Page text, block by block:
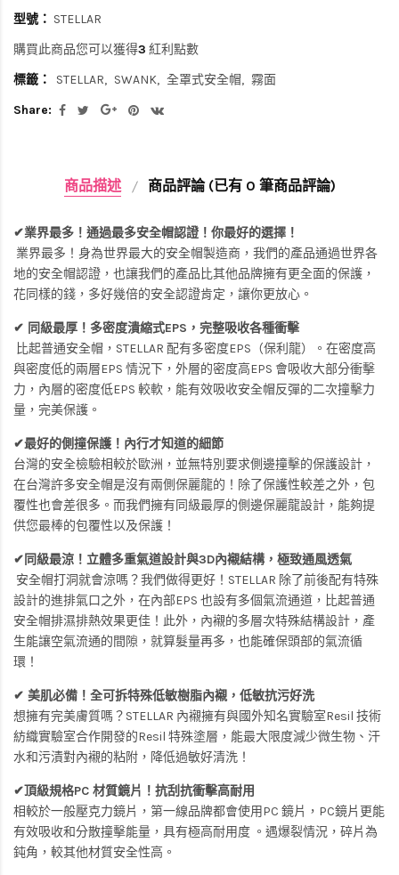
型號： STELLAR
購買此商品您可以獲得3 紅利點數
標籤：
STELLAR SWANK 全罩式安全帽
霧面
Share:
商品描述 商品評論 (已有 0 筆商品評論)
✔業界最多！通過最多安全帽認證！你最好的選擇！
業界最多！身為世界最大的安全帽製造商，我們的產品通過世界各
地的安全帽認證，也讓我們的產品比其他品牌擁有更全面的保護，
花同樣的錢，多好幾倍的安全認證肯定，讓你更放心。
✔ 同級最厚！多密度潰縮式EPS，完整吸收各種衝擊
比起普通安全帽，STELLAR 配有多密度EPS（保利龍）。在密度高
與密度低的兩層EPS 情況下，外層的密度高EPS 會吸收大部分衝擊
力，內層的密度低EPS 較軟，能有效吸收安全帽反彈的二次撞擊力
量，完美保護。
✔最好的側撞保護！內行才知道的細節
台灣的安全檢驗相較於歐洲，並無特別要求側邊撞擊的保護設計，
在台灣許多安全帽是沒有兩側保麗龍的！除了保護性較差之外，包
覆性也會差很多。而我們擁有同級最厚的側邊保麗龍設計，能夠提
供您最棒的包覆性以及保護！
✔同級最涼！立體多重氣道設計與3D內襯結構，極致通風透氣
安全帽打洞就會涼嗎？我們做得更好！STELLAR 除了前後配有特殊
設計的進排氣口之外，在內部EPS 也設有多個氣流通道，比起普通
安全帽排濕排熱效果更佳！此外，內襯的多層次特殊結構設計，產
生能讓空氣流通的間隙，就算髮量再多，也能確保頭部的氣流循
環！
✔ 美肌必備！全可拆特殊低敏樹脂內襯，低敏抗污好洗
想擁有完美膚質嗎？STELLAR 內襯擁有與國外知名實驗室Resil 技術
紡織實驗室合作開發的Resil 特殊塗層，能最大限度減少微生物、汗
水和污漬對內襯的粘附，降低過敏好清洗！
✔頂級規格PC 材質鏡片！抗刮抗衝擊高耐用
相較於一般壓克力鏡片，第一線品牌都會使用PC 鏡片，PC鏡片更能
有效吸收和分散撞擊能量，具有極高耐用度 。遇爆裂情況，碎片為
鈍角，較其他材質安全性高。